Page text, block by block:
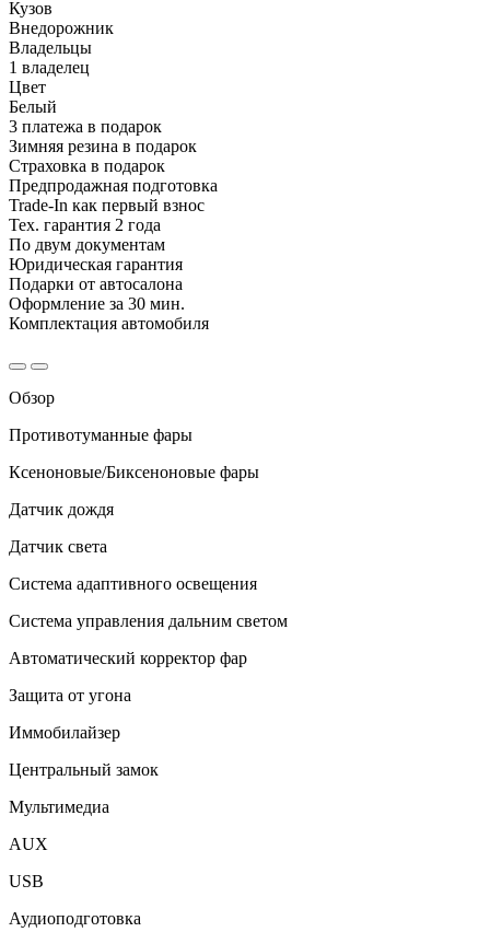
Кузов
Внедорожник
Владельцы
1 владелец
Цвет
Белый
3 платежа в подарок
Зимняя резина в подарок
Страховка в подарок
Предпродажная подготовка
Trade-In как первый взнос
Тех. гарантия 2 года
По двум документам
Юридическая гарантия
Подарки от автосалона
Оформление за 30 мин.
Комплектация автомобиля
Обзор
Противотуманные фары
Ксеноновые/Биксеноновые фары
Датчик дождя
Датчик света
Система адаптивного освещения
Система управления дальним светом
Автоматический корректор фар
Защита от угона
Иммобилайзер
Центральный замок
Мультимедиа
AUX
USB
Аудиоподготовка